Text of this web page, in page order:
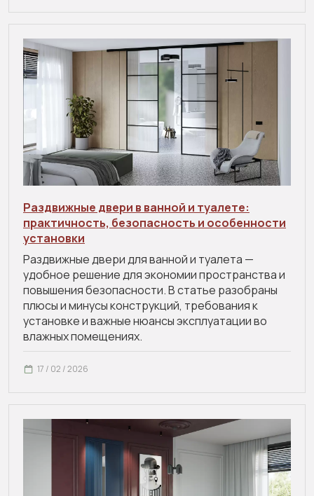
Раздвижные двери в ванной и туалете:
практичность, безопасность и особенности
установки
Раздвижные двери для ванной и туалета —
удобное решение для экономии пространства и
повышения безопасности. В статье разобраны
плюсы и минусы конструкций, требования к
установке и важные нюансы эксплуатации во
влажных помещениях.
17 / 02 / 2026